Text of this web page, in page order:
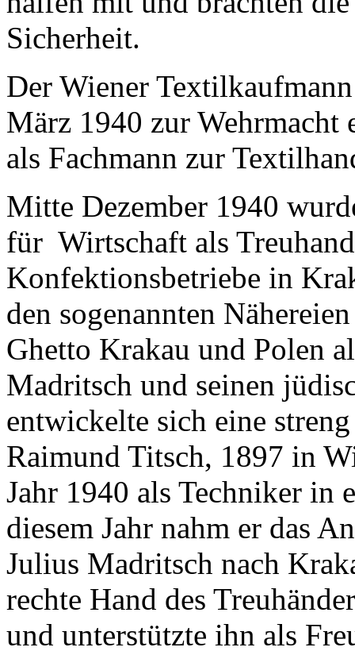
Sicherheit.
Der Wiener
März 1940 zur Wehrmacht
als Fachmann zur
Mitte Dezember 1940
für Wirtschaft als
Konfektionsbetriebe in
den sogenannten
Ghetto Krakau und Polen
Madritsch und seinen
entwickelte sich eine
Raimund Titsch, 1897 in
Jahr 1940 als Techniker
diesem Jahr nahm er das
Julius Madritsch nach
rechte Hand des
und unterstützte ihn als